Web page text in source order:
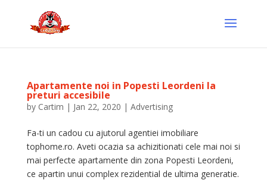
Apartamente noi in Popesti Leordeni la
preturi accesibile
by Cartim | Jan 22, 2020 | Advertising
Fa-ti un cadou cu ajutorul agentiei imobiliare
tophome.ro. Aveti ocazia sa achizitionati cele mai noi si
mai perfecte apartamente din zona Popesti Leordeni,
ce apartin unui complex rezidential de ultima generatie.